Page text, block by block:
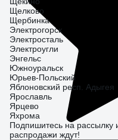
Щелково
Щербинка
Электрогорск
Электросталь
Электроугли
Энгельс
Южноуральск
Юрьев-Польский
Яблоновский респ. Адыгея
Ярославль
Ярцево
Яхрома
Подпишитесь на рассылку
распродажи ждут!